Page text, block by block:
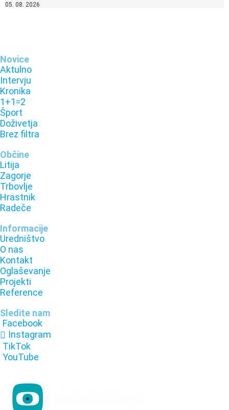
05. 08. 2026
Novice
Aktulno
Intervju
Kronika
1+1=2
Šport
Doživetja
Brez filtra
Občine
Litija
Zagorje
Trbovlje
Hrastnik
Radeče
Informacije
Uredništvo
O nas
Kontakt
Oglaševanje
Projekti
Reference
Sledite nam
Facebook
Instagram
TikTok
YouTube